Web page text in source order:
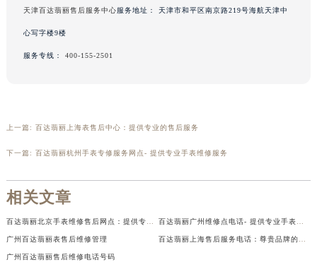
天津百达翡丽售后服务中心服务地址： 天津市和平区南京路219号海航天津中
心写字楼9楼
服务专线： 400-155-2501
上一篇: 百达翡丽上海表售后中心：提供专业的售后服务
下一篇: 百达翡丽杭州手表专修服务网点- 提供专业手表维修服务
相关文章
广州百达翡丽表售后维修管理
广州百达翡丽售后维修电话号码